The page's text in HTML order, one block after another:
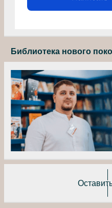
Библиотека нового